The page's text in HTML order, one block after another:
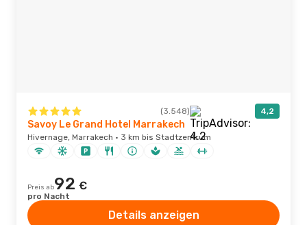
(3.548) 4,2
Savoy Le Grand Hotel Marrakech
Hivernage, Marrakech · 3 km bis Stadtzentrum
Preis ab92 €
pro Nacht
Details anzeigen